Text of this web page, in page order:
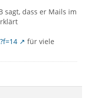
sagt, dass er Mails im
für viele